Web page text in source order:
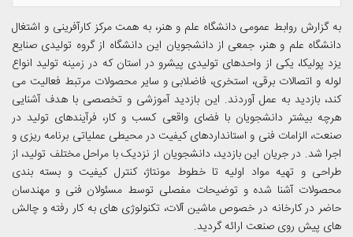
به گزارش روابط عمومی دانشگاه علم و هنر، به همت مرکز کارآفرینی و اشتغال
دانشگاه علم و هنر، جمعی از دانشجویان این دانشگاه از گروه تولیدی صنایع
یزد پولیکا، یکی از واحدهای تولیدی پیشرو در استان که در زمینه تولید انواع
لوله و اتصالات برقی، استخری، فاضلابی و سایر محصولات مرتبط فعالیت می
کند، بازدید به عمل آوردند. این بازدید آموزشی و تخصصی با هدف آشنایی
هرچه بیشتر دانشجویان با فضای واقعی کسب و کار، فرآیندهای تولید در
صنعت، الزامات فنی و استانداردهای کیفیت در محیطی عملیاتی برنامه ریزی و
اجرا شد. در جریان این بازدید، دانشجویان از نزدیک با مراحل مختلف تولید، از
طراحی و تهیه مواد اولیه تا خطوط مونتاژ، کنترل کیفیت و بسته بندی
محصولات آشنا شده و توضیحات مفصلی توسط مسئولان فنی و مهندسان
حاضر در کارخانه در خصوص ماشین آلات، تکنولوژی های به کار رفته و چالش
های پیش روی صنعت ارائه گردید.